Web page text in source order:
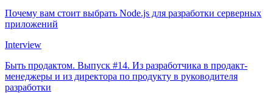
Почему вам стоит выбрать Node.js для разработки серверных
приложений
Interview
Быть продактом. Выпуск #14. Из разработчика в продакт-
менеджеры и из директора по продукту в руководителя
разработки